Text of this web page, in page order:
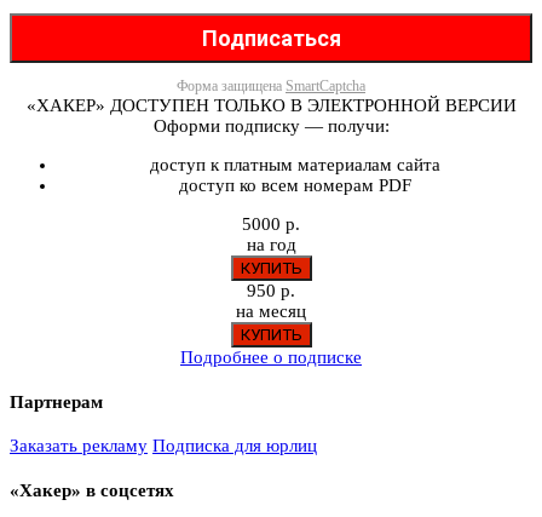
Форма защищена SmartCaptcha
«ХАКЕР» ДОСТУПЕН ТОЛЬКО В ЭЛЕКТРОННОЙ ВЕРСИИ
Оформи подписку — получи:
доступ к платным материалам сайта
доступ ко всем номерам PDF
5000 р.
на год
950 р.
на месяц
Подробнее о подписке
Партнерам
Заказать рекламу Подписка для юрлиц
«Хакер» в соцсетях